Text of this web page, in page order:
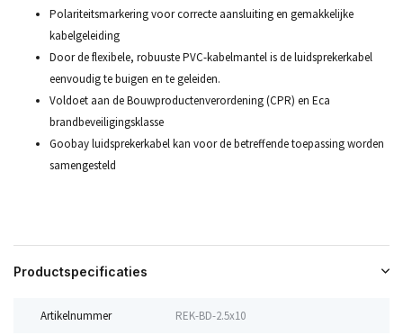
Polariteitsmarkering voor correcte aansluiting en gemakkelijke
kabelgeleiding
Door de flexibele, robuuste PVC-kabelmantel is de luidsprekerkabel
eenvoudig te buigen en te geleiden.
Voldoet aan de Bouwproductenverordening (CPR) en Eca
brandbeveiligingsklasse
Goobay luidsprekerkabel kan voor de betreffende toepassing worden
samengesteld
Productspecificaties
Artikelnummer REK-BD-2.5x10